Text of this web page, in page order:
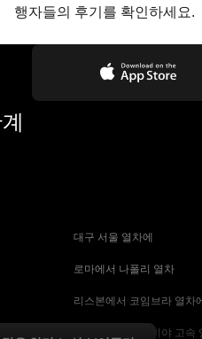
행자들의 후기를 확인하세요.
대구 서울 열차에
로마에서 나폴리 열차
리스본에서 코임브라 열차에
마드리드에서 세비야 고속